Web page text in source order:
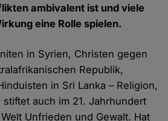
ambivalent ist und viele
eine Rolle spielen.
in Syrien, Christen gegen
Republik,
in Sri Lanka – Religion,
auch im 21. Jahrhundert
Unfrieden und Gewalt. Hat